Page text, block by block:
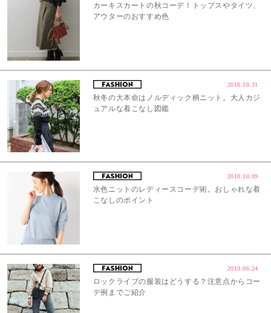
カーキスカートの秋コーデ！トップスやタイツ、
アウターのおすすめ色
2018.10.31
秋冬の大本命はノルディック柄ニット。大人カジ
ュアルな着こなし図鑑
2018.10.09
水色ニットのレディースコーデ術。おしゃれな着
こなしのポイント
2019.06.24
ロックライブの服装はどうする？注意点からコー
デ例までご紹介